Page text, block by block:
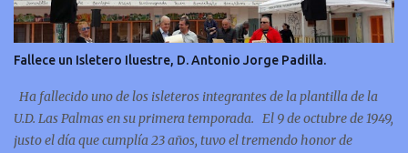
Fallece un Isletero Iluestre, D. Antonio Jorge Padilla.
Ha fallecido uno de los isleteros integrantes de la plantilla de la
U.D. Las Palmas en su primera temporada. El 9 de octubre de 1949,
justo el día que cumplía 23 años, tuvo el tremendo honor de